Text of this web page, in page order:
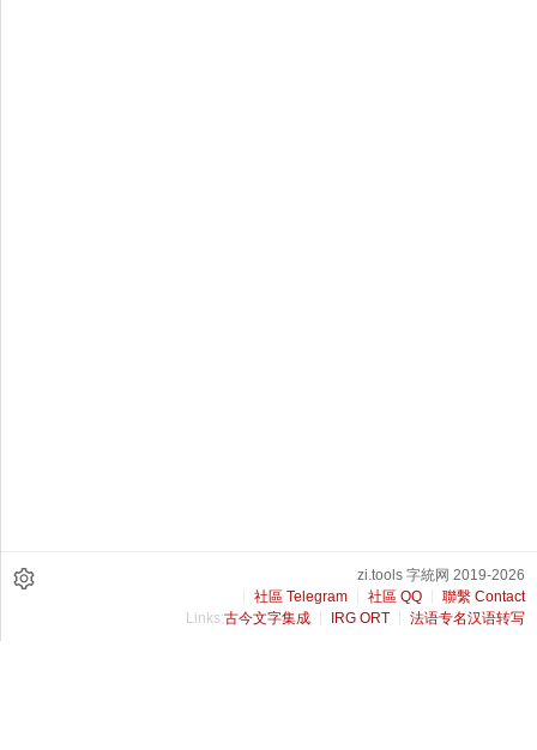
zi.tools 字統网 2019-2026
社區 Telegram
社區 QQ
聯繫 Contact
Links:古今文字集成 IRG ORT 法语专名汉语转写